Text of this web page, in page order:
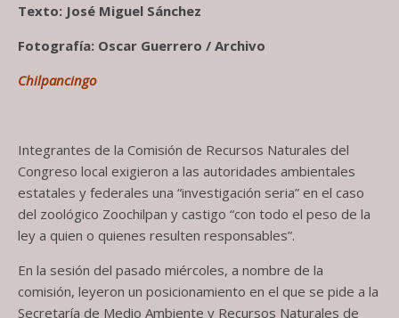
Texto: José Miguel Sánchez
Fotografía: Oscar Guerrero / Archivo
Chilpancingo
Integrantes de la Comisión de Recursos Naturales del
Congreso local exigieron a las autoridades ambientales
estatales y federales una “investigación seria” en el caso
del zoológico Zoochilpan y castigo “con todo el peso de la
ley a quien o quienes resulten responsables”.
En la sesión del pasado miércoles, a nombre de la
comisión, leyeron un posicionamiento en el que se pide a la
Secretaría de Medio Ambiente y Recursos Naturales de